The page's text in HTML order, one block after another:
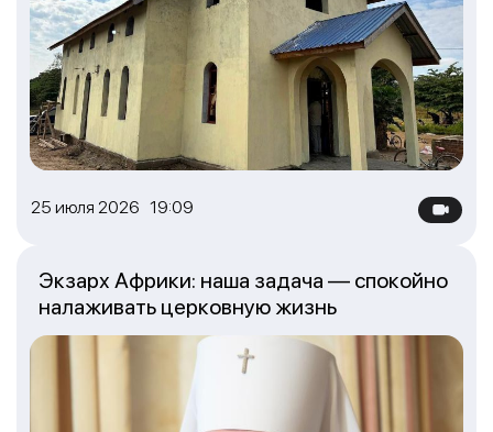
25 июля 2026 19:09
Экзарх Африки: наша задача — спокойно
налаживать церковную жизнь